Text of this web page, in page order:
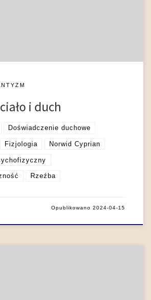
i duch
Doświadczenie duchowe
Fizjologia Norwid Cyprian
Rzeźba
Opublikowano2024-04-15